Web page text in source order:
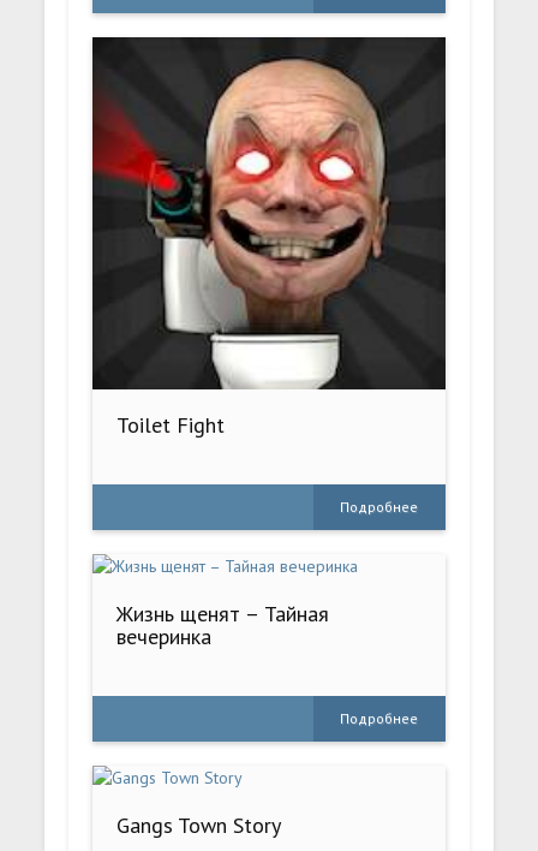
Toilet Fight
Подробнее
Жизнь щенят – Тайная
вечеринка
Подробнее
Gangs Town Story